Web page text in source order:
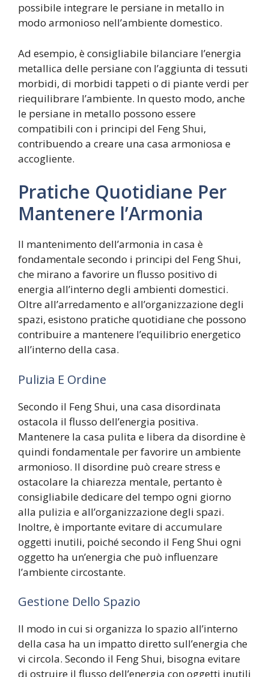
possibile integrare le persiane in metallo in
modo armonioso nell’ambiente domestico.
Ad esempio, è consigliabile bilanciare l’energia
metallica delle persiane con l’aggiunta di tessuti
morbidi, di morbidi tappeti o di piante verdi per
riequilibrare l’ambiente. In questo modo, anche
le persiane in metallo possono essere
compatibili con i principi del Feng Shui,
contribuendo a creare una casa armoniosa e
accogliente.
Pratiche Quotidiane Per
Mantenere l’Armonia
Il mantenimento dell’armonia in casa è
fondamentale secondo i principi del Feng Shui,
che mirano a favorire un flusso positivo di
energia all’interno degli ambienti domestici.
Oltre all’arredamento e all’organizzazione degli
spazi, esistono pratiche quotidiane che possono
contribuire a mantenere l’equilibrio energetico
all’interno della casa.
Pulizia E Ordine
Secondo il Feng Shui, una casa disordinata
ostacola il flusso dell’energia positiva.
Mantenere la casa pulita e libera da disordine è
quindi fondamentale per favorire un ambiente
armonioso. Il disordine può creare stress e
ostacolare la chiarezza mentale, pertanto è
consigliabile dedicare del tempo ogni giorno
alla pulizia e all’organizzazione degli spazi.
Inoltre, è importante evitare di accumulare
oggetti inutili, poiché secondo il Feng Shui ogni
oggetto ha un’energia che può influenzare
l’ambiente circostante.
Gestione Dello Spazio
Il modo in cui si organizza lo spazio all’interno
della casa ha un impatto diretto sull’energia che
vi circola. Secondo il Feng Shui, bisogna evitare
di ostruire il flusso dell’energia con oggetti inutili